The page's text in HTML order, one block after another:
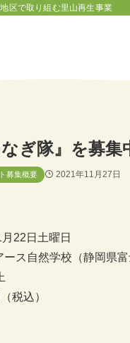
区で取り組む里山再生事業
ぎ隊』を募集
募集概要 2021年11月27日
22日土曜日
ス自然学校（静岡県富
税込）